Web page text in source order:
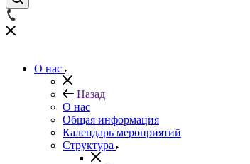
О нас
Назад
О нас
Общая информация
Календарь мероприятий
Структура